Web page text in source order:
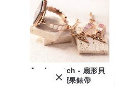
Apple watch - 扇形貝
殼珠寶鍊 蘋果錶帶